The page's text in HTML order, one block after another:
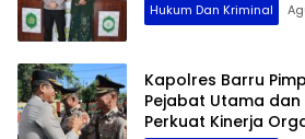
Hukum Dan Kriminal
Kapolres Barru
Pejabat Utama
Perkuat Kinerja